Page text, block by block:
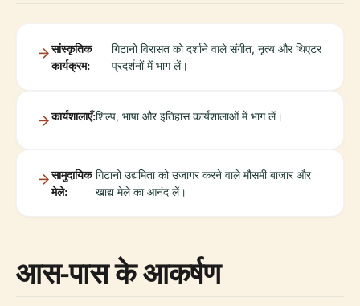
सांस्कृतिक
कार्यक्रम:
गिटानो विरासत को दर्शाने वाले संगीत, नृत्य और थिएटर
प्रदर्शनों में भाग लें।
कार्यशालाएँ:शिल्प, भाषा और इतिहास कार्यशालाओं में भाग लें।
सामुदायिक
मेले:
गिटानो उद्यमिता को उजागर करने वाले मौसमी बाजार और
खाद्य मेले का आनंद लें।
आस-पास के आकर्षण